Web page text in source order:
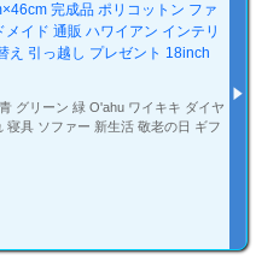
完成品 ポリコットン ファ
イド 通販 ハワイアン インテリ
え 引っ越し プレゼント 18inch
グリーン 緑 O'ahu ワイキキ ダイヤ
寝具 ソファー 新生活 敬老の日 ギフ